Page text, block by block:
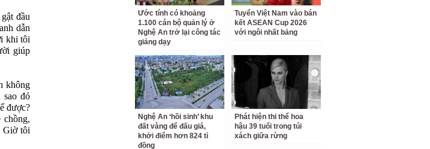
đầu
dẫn
khi tôi
giúp
không
đó
được?
Giờ tôi
Ước tính có khoảng
1.100 cán bộ quản lý ở
Nghệ An trở lại công tác
giảng dạy
Tuyển Việt Nam vào bán
kết ASEAN Cup 2026
với ngôi nhất bảng
Nghệ An ‘hồi sinh’ khu
đất vàng để đấu giá,
khởi điểm hơn 824 tỉ
đồng
Phát hiện thi thể hoa
hậu 39 tuổi trong túi
xách giữa rừng